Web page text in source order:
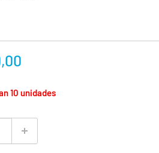
10 unidades